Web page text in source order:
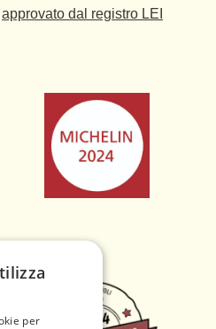
approvato dal registro LEI
per